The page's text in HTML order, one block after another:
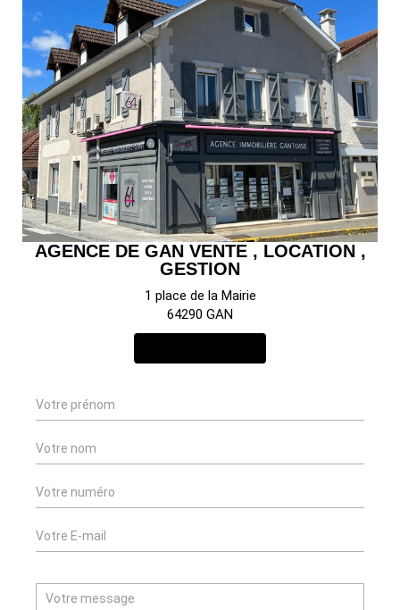
AGENCE DE GAN VENTE , LOCATION ,
GESTION
1 place de la Mairie
64290 GAN